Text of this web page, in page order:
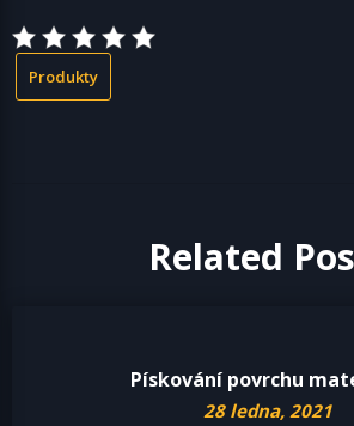
Produkty
Related
Pískování povrchu
28 ledna, 2021